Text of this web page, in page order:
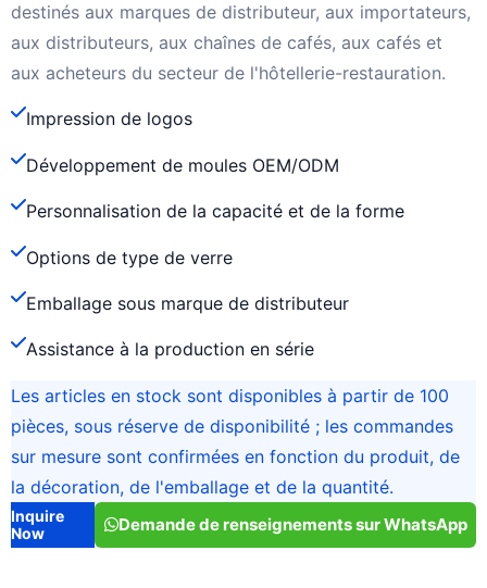
destinés aux marques de distributeur, aux importateurs,
aux distributeurs, aux chaînes de cafés, aux cafés et
aux acheteurs du secteur de l'hôtellerie-restauration.
Impression de logos
Développement de moules OEM/ODM
Personnalisation de la capacité et de la forme
Options de type de verre
Emballage sous marque de distributeur
Assistance à la production en série
Les articles en stock sont disponibles à partir de 100
pièces, sous réserve de disponibilité ; les commandes
sur mesure sont confirmées en fonction du produit, de
la décoration, de l'emballage et de la quantité.
Inquire
Now
Demande de renseignements sur WhatsApp